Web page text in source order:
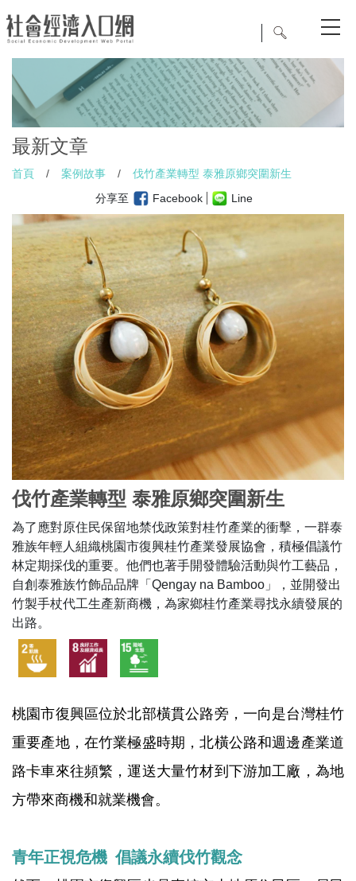
最新文章
首頁 / 案例故事 /
伐竹產業轉型 泰雅原鄉突圍新生
分享至
Facebook Line
伐竹產業轉型 泰雅原鄉突圍新生
為了應對原住民保留地禁伐政策對桂竹產業的衝擊，一群泰
雅族年輕人組織桃園市復興桂竹產業發展協會，積極倡議竹
林定期採伐的重要。他們也著手開發體驗活動與竹工藝品，
自創泰雅族竹飾品品牌「Qengay na Bamboo」，並開發出
竹製手杖代工生產新商機，為家鄉桂竹產業尋找永續發展的
出路。
桃園市復興區位於北部橫貫公路旁，一向是台灣桂竹
重要產地，在竹業極盛時期，北橫公路和週邊產業道
路卡車來往頻繁，運送大量竹材到下游加工廠，為地
方帶來商機和就業機會。
青年正視危機 倡議永續伐竹觀念